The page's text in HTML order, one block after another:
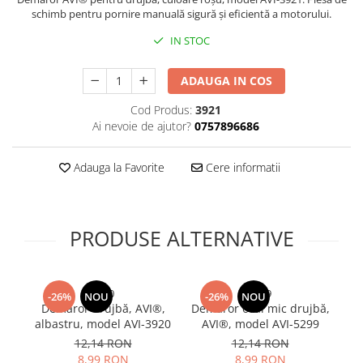
Bureti si lavete
Manusi unica folosinta
Maturi, Mopuri si galeti
Decoratiuni casa & sarbatori
Accesorii corpuri de iluminat
Accesorii prize si intrerupatoare
Aplice fatada
Aplice si plafoniere
schimb pentru pornire manuală sigură și eficientă a motorului.
IN STOC
ADAUGA IN COS
Cod Produs: 3921
Ai nevoie de ajutor? 0757896686
Adauga la Favorite Cere informatii
PRODUSE ALTERNATIVE
-26% NOU
3920
Demaror drujbă, AVI®,
albastru, model AVI-3920
12,14 RON
8,99 RON
-26% NOU
5299
Demaror oval mic drujbă,
AVI®, model AVI-5299
12,14 RON
8,99 RON